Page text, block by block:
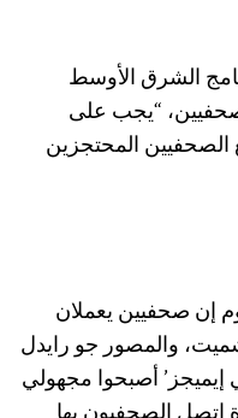
الشرق الأوسط
“يجب على
الصحفيين المحتجزين
إن صحفيين يعملان
والمصور جو رايدل
إيميجز’ أصبحوا مجهولي